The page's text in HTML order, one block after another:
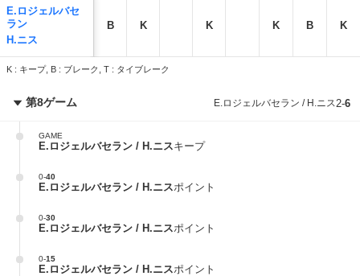
E.ロジェルバセ
ラン
H.ニス
B K K K B K
K : キープ, B : ブレーク, T : タイブレーク
第8ゲーム E.ロジェルバセラン / H.ニス 2-6
GAME
E.ロジェルバセラン / H.ニスキープ
0-40
E.ロジェルバセラン / H.ニスポイント
0-30
E.ロジェルバセラン / H.ニスポイント
0-15
E.ロジェルバセラン / H.ニスポイント